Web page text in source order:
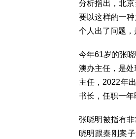
分析指出，北
要以这样的一
个人出了问题，
今年61岁的张
澳办主任，是
主任，2022年
书长，任职一年
张晓明被指有
晓明跟秦刚案